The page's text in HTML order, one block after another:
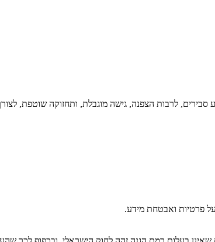
לרבות הצפנה, גישה מוגבלת, ותחזוקה שוטפת,
פרטיות ואבטחת מידע.